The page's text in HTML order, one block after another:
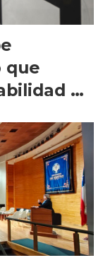
que
de